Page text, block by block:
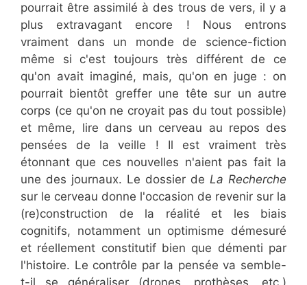
pourrait être assimilé à des trous de vers, il y a
plus extravagant encore ! Nous entrons
vraiment dans un monde de science-fiction
même si c'est toujours très différent de ce
qu'on avait imaginé, mais, qu'on en juge : on
pourrait bientôt greffer une tête sur un autre
corps (ce qu'on ne croyait pas du tout possible)
et même, lire dans un cerveau au repos des
pensées de la veille ! Il est vraiment très
étonnant que ces nouvelles n'aient pas fait la
une des journaux. Le dossier de La Recherche
sur le cerveau donne l'occasion de revenir sur la
(re)construction de la réalité et les biais
cognitifs, notamment un optimisme démesuré
et réellement constitutif bien que démenti par
l'histoire. Le contrôle par la pensée va semble-